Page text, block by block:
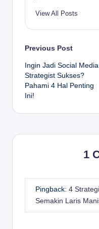
View All Posts
Post
navigation
Previous Post
Ingin Jadi Social Media
Strategist Sukses?
Pahami 4 Hal Penting
Ini!
1
Pingback: 4
Semakin Laris